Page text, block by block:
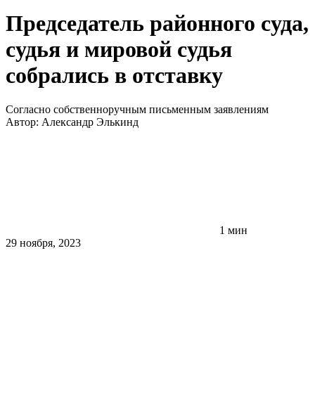
Председатель районного суда,
судья и мировой судья
собрались в отставку
Согласно собственноручным письменным заявлениям
Автор: Александр Элькинд
1 мин
29 ноября, 2023